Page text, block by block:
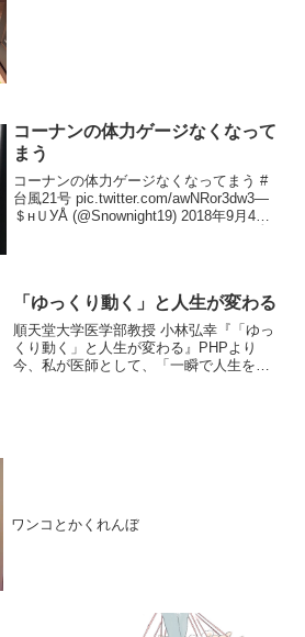
コーナンの体力ゲージなくなって
まう
コーナンの体力ゲージなくなってまう #
台風21号 pic.twitter.com/awNRor3dw3—
＄нＵУÅ (@Snownight19) 2018年9月4日
「ゆっくり動く」と人生が変わる
順天堂大学医学部教授 小林弘幸『「ゆっ
くり動く」と人生が変わる』PHPより
今、私が医師として、「一瞬で人生を変
ワンコとかくれんぼ